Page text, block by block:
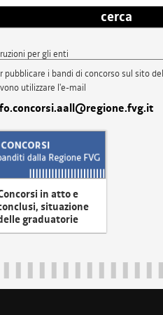
cerca
per gli enti
pubblicare i bandi di concorso sul sito
utilizzare l'e-mail
in atto e
situazione
graduatorie